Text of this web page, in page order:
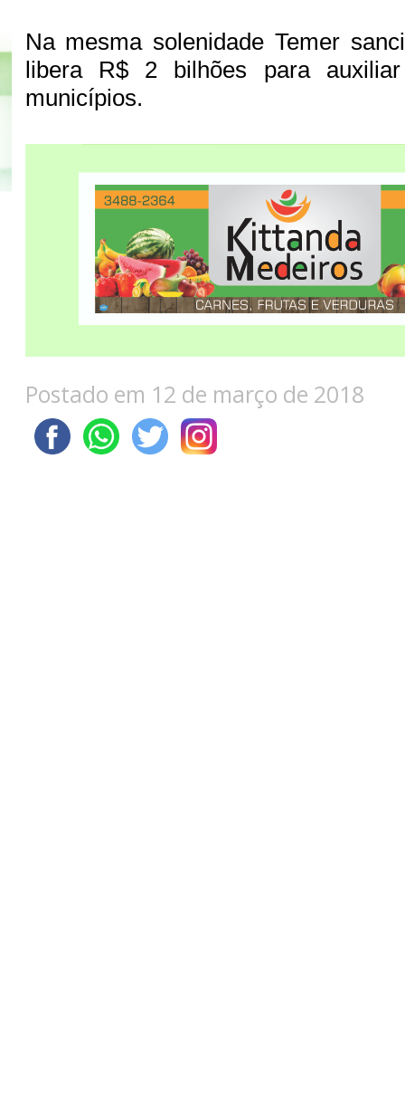
Na mesma solenidade Temer
libera R$ 2 bilhões para
municípios.
Postado em 12 de março de 2018